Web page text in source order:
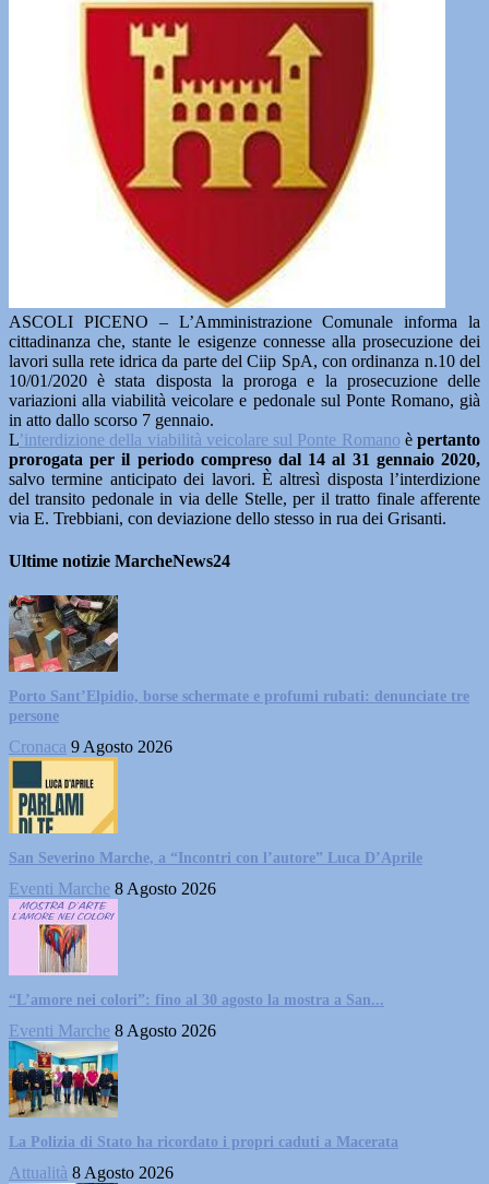
ASCOLI PICENO – L’Amministrazione Comunale informa la
cittadinanza che, stante le esigenze connesse alla prosecuzione dei
lavori sulla rete idrica da parte del Ciip SpA, con ordinanza n.10 del
10/01/2020 è stata disposta la proroga e la prosecuzione delle
variazioni alla viabilità veicolare e pedonale sul Ponte Romano, già
in atto dallo scorso 7 gennaio.
L’interdizione della viabilità veicolare sul Ponte Romano è pertanto
prorogata per il periodo compreso dal 14 al 31 gennaio 2020,
salvo termine anticipato dei lavori. È altresì disposta l’interdizione
del transito pedonale in via delle Stelle, per il tratto finale afferente
via E. Trebbiani, con deviazione dello stesso in rua dei Grisanti.
Ultime notizie MarcheNews24
Porto Sant’Elpidio, borse schermate e profumi rubati: denunciate tre
persone
Cronaca 9 Agosto 2026
San Severino Marche, a “Incontri con l’autore” Luca D’Aprile
Eventi Marche 8 Agosto 2026
“L’amore nei colori”: fino al 30 agosto la mostra a San...
Eventi Marche 8 Agosto 2026
La Polizia di Stato ha ricordato i propri caduti a Macerata
Attualità 8 Agosto 2026